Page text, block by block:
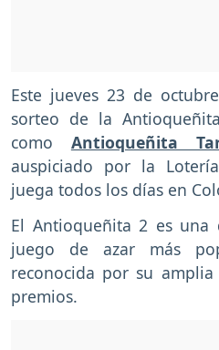
Este jueves 23 de
sorteo de la
como Antioqueñita
auspiciado por la
juega todos los días en
El Antioqueñita 2 es una
juego de azar más
reconocida por su
premios.